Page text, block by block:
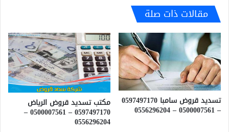
مقالات ذات صلة
تسديد قروض سامبا 0597497170
– 0500007561 – 0556296204
مكتب تسديد قروض الرياض
0597497170 – 0500007561 –
0556296204